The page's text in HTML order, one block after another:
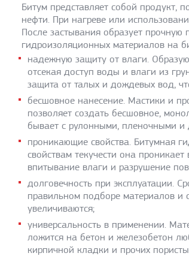
Битум представляет собой продукт,
нефти. При нагреве или
После застывания образует
гидроизоляционных материалов на
надежную защиту от влаги.
отсекая доступ воды и влаги из
защита от талых и дождевых вод,
бесшовное нанесение. Мастики и
позволяет создать бесшовное,
бывает с рулонными, пленочными и
проникающие свойства. Битумная
свойствам текучести она
впитывание влаги и разрушение
долговечность при эксплуатации.
правильном подборе материалов и
увеличиваются;
универсальность в применении.
ложится на бетон и железобетон
кирпичной кладки и прочих